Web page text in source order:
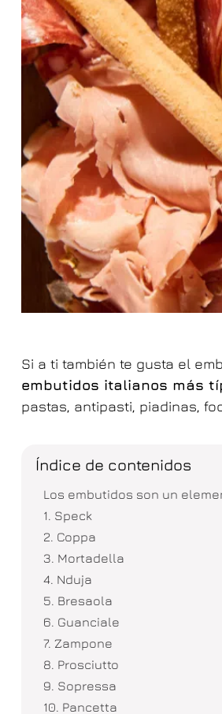
Si a ti también te gusta el
embutidos italianos más
pastas, antipasti, piadinas,
Índice de contenidos
Los embutidos son un
1. Speck
2. Coppa
3. Mortadella
4. Nduja
5. Bresaola
6. Guanciale
7. Zampone
8. Prosciutto
9. Sopressa
10. Pancetta